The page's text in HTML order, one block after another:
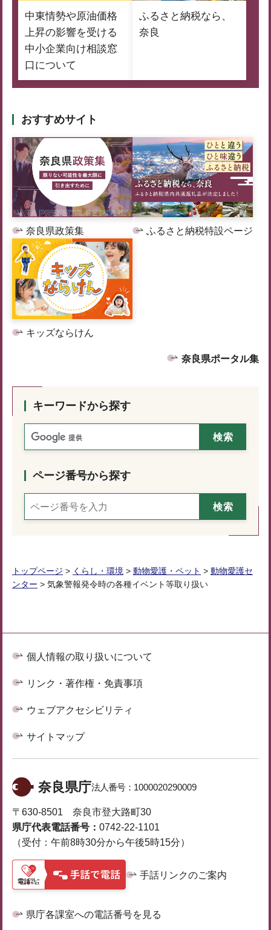
中東情勢や原油価格
上昇の影響を受ける
中小企業向け相談窓
口について
ふるさと納税なら、
奈良
おすすめサイト
奈良県政策集 ふるさと納税特設ページ
キッズならけん
奈良県ポータル集
キーワードから探す
ページ番号から探す
トップページ > くらし・環境 > 動物愛護・ペット > 動物愛護セ
ンター > 気象警報発令時の各種イベント等取り扱い
個人情報の取り扱いについて
リンク・著作権・免責事項
ウェブアクセシビリティ
サイトマップ
奈良県庁法人番号： 1000020290009
〒630-8501 奈良市登大路町30
県庁代表電話番号： 0742-22-1101
（受付：午前8時30分から午後5時15分）
手話リンクのご案内
県庁各課室への電話番号を見る